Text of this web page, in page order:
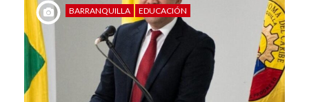
BARRANQUILLA EDUCACIÓN